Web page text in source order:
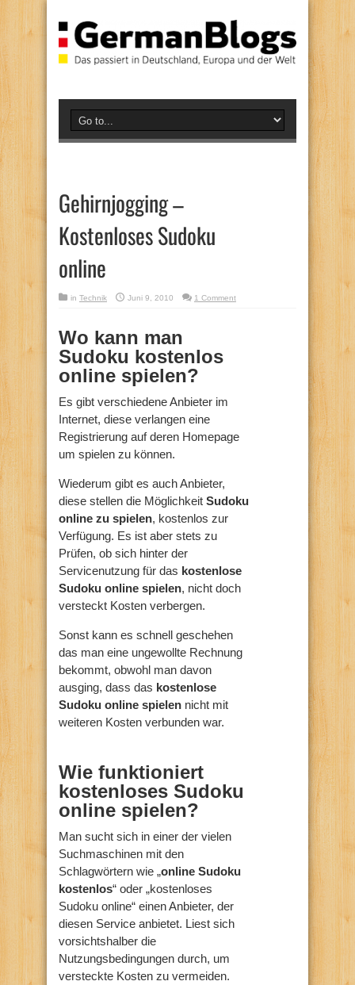
Gehirnjogging –
Kostenloses Sudoku
online
in Technik Juni 9, 2010 1 Comment
Wo kann man
Sudoku kostenlos
online spielen?
Es gibt verschiedene Anbieter im
Internet, diese verlangen eine
Registrierung auf deren Homepage
um spielen zu können.
Wiederum gibt es auch Anbieter,
diese stellen die Möglichkeit Sudoku
online zu spielen, kostenlos zur
Verfügung. Es ist aber stets zu
Prüfen, ob sich hinter der
Servicenutzung für das kostenlose
Sudoku online spielen, nicht doch
versteckt Kosten verbergen.
Sonst kann es schnell geschehen
das man eine ungewollte Rechnung
bekommt, obwohl man davon
ausging, dass das kostenlose
Sudoku online spielen nicht mit
weiteren Kosten verbunden war.
Wie funktioniert
kostenloses Sudoku
online spielen?
Man sucht sich in einer der vielen
Suchmaschinen mit den
Schlagwörtern wie „online Sudoku
kostenlos“ oder „kostenloses
Sudoku online“ einen Anbieter, der
diesen Service anbietet. Liest sich
vorsichtshalber die
Nutzungsbedingungen durch, um
versteckte Kosten zu vermeiden.